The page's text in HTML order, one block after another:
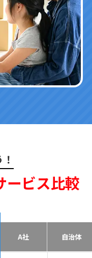
ービス比較
A社 自治体